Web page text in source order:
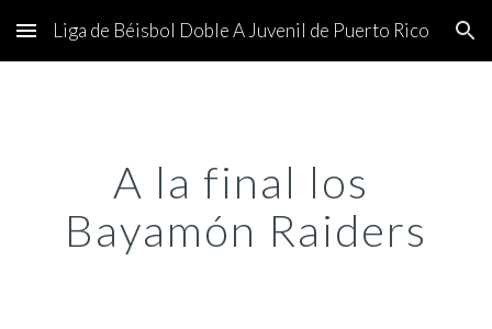
Skip to main content Skip to navigation
Liga de Béisbol Doble A Juvenil de Puerto Rico
A la final los
Bayamón Raiders